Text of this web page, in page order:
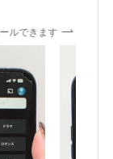
ルできます